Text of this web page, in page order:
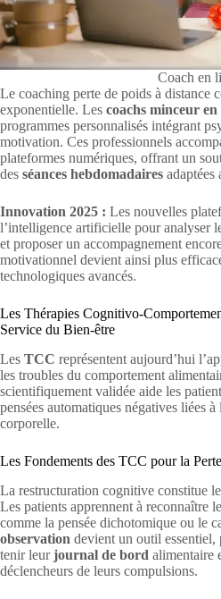
Coach en
Le coaching perte de poids à distance
exponentielle. Les coachs minceur en
programmes personnalisés intégrant
motivation. Ces professionnels
plateformes numériques, offrant un
des séances hebdomadaires
Innovation 2025 : Les nouvelles
l’intelligence artificielle pour analyser
et proposer un accompagnement
motivationnel devient ainsi plus
technologiques avancés.
Les Thérapies Cognitivo-
Service du Bien-être
Les TCC représentent aujourd’hui
les troubles du comportement
scientifiquement validée aide les
pensées automatiques négatives liées
corporelle.
Les Fondements des TCC pour la
La restructuration cognitive constitue
Les patients apprennent à reconnaître
comme la pensée dichotomique ou le
observation devient un outil
tenir leurjournal de bord alimentaire
déclencheurs de leurs compulsions.